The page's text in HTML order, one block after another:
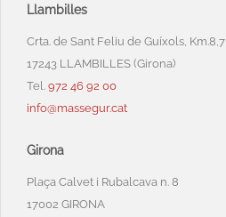
Llambilles
Crta. de Sant Feliu de Guíxols, Km.8,7
17243 LLAMBILLES (Girona)
Tel. 972 46 92 00
info@massegur.cat
Girona
Plaça Calvet i Rubalcava n. 8
17002 GIRONA